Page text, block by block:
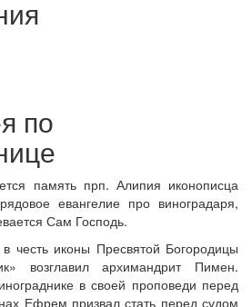
по
память прп. Алипия иконописца
евангелие про виноградаря,
Сам Господь.
честь иконы Пресвятой Богородицы
возглавил архимандрит Пимен.
в своей проповеди перед
Ефрем призвал стать перед судом